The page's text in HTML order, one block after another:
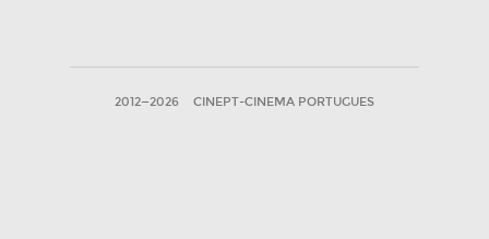
2012—2026 CINEPT-CINEMA PORTUGUES